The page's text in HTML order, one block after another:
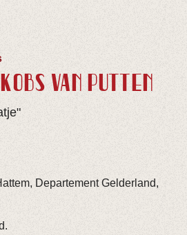
VAN PUTTEN
Departement Gelderland,